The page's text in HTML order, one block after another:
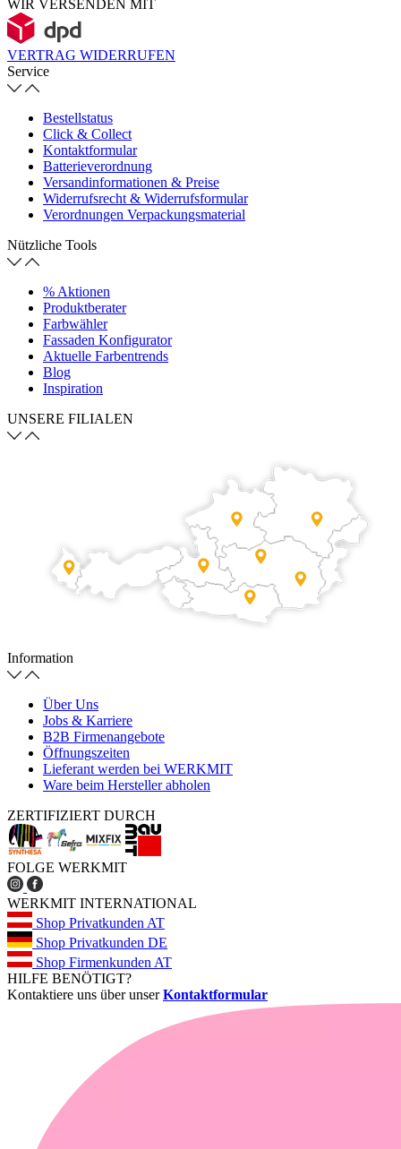
WIR VERSENDEN MIT
VERTRAG WIDERRUFEN
Service
Bestellstatus
Click & Collect
Kontaktformular
Batterieverordnung
Versandinformationen & Preise
Widerrufsrecht & Widerrufsformular
Verordnungen Verpackungsmaterial
Nützliche Tools
% Aktionen
Produktberater
Farbwähler
Fassaden Konfigurator
Aktuelle Farbentrends
Blog
Inspiration
UNSERE FILIALEN
Information
Über Uns
Jobs & Karriere
B2B Firmenangebote
Öffnungszeiten
Lieferant werden bei WERKMIT
Ware beim Hersteller abholen
ZERTIFIZIERT DURCH
FOLGE WERKMIT
WERKMIT INTERNATIONAL
Shop Privatkunden AT
Shop Privatkunden DE
Shop Firmenkunden AT
HILFE BENÖTIGT?
Kontaktiere uns über unserKontaktformular